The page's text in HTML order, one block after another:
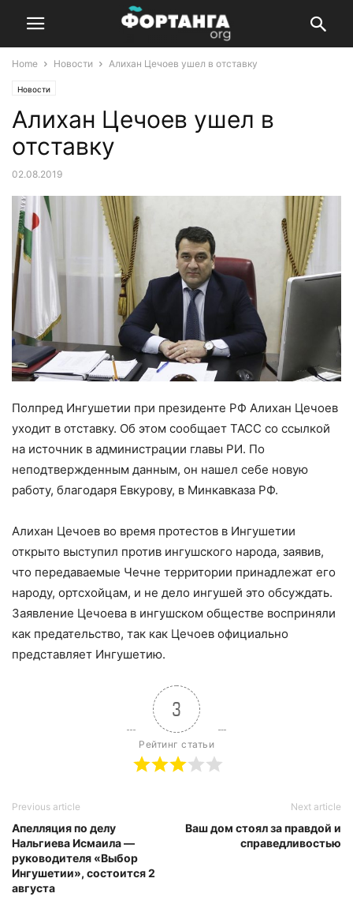
Home Новости Алихан Цечоев ушел в отставку
Новости
Алихан Цечоев ушел в
отставку
02.08.2019
Полпред Ингушетии при президенте РФ Алихан Цечоев
уходит в отставку. Об этом сообщает ТАСС со ссылкой
на источник в администрации главы РИ. По
неподтвержденным данным, он нашел себе новую
работу, благодаря Евкурову, в Минкавказа РФ.
Алихан Цечоев во время протестов в Ингушетии
открыто выступил против ингушского народа, заявив,
что передаваемые Чечне территории принадлежат его
народу, ортсхойцам, и не дело ингушей это обсуждать.
Заявление Цечоева в ингушском обществе восприняли
как предательство, так как Цечоев официально
представляет Ингушетию.
3
Рейтинг статьи
Previous article
Апелляция по делу
Нальгиева Исмаила —
руководителя «Выбор
Ингушетии», состоится 2
августа
Next article
Ваш дом стоял за правдой и
справедливостью